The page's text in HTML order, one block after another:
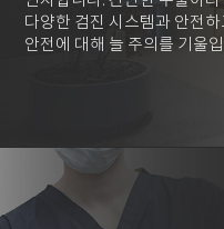
다양한 검진 시스템과 안전
안전에 대해 늘 주의를 기울